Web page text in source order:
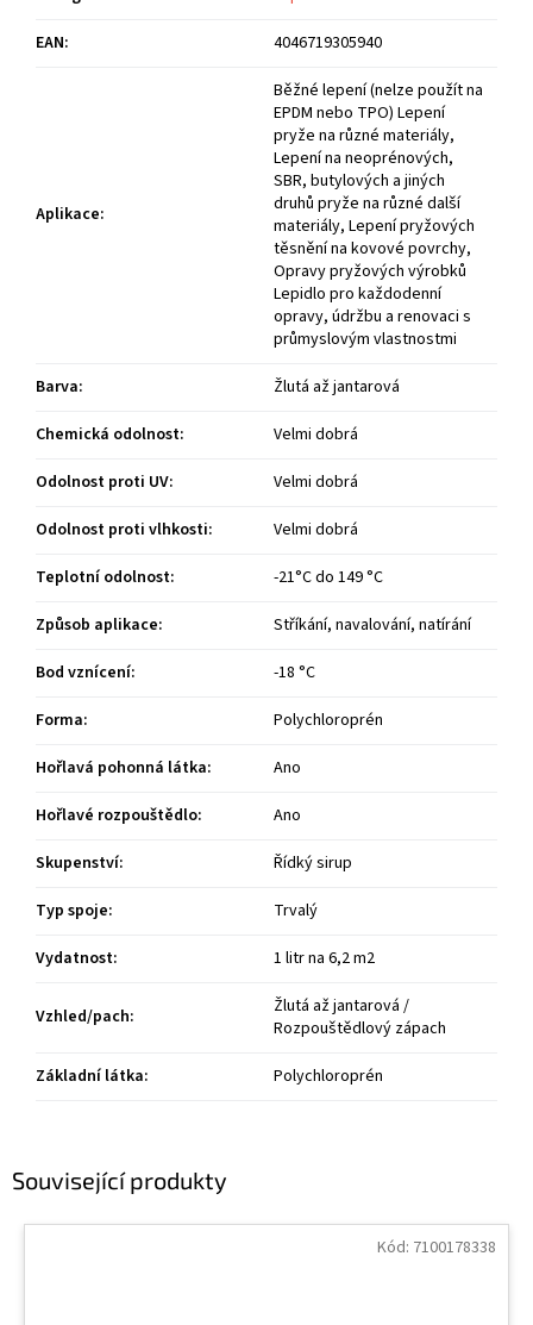
Související produkty
Kód: 7100178338
EAN: 4046719305940
Aplikace:
Běžné lepení (nelze použít na
EPDM nebo TPO) Lepení
pryže na různé materiály,
Lepení na neoprénových,
SBR, butylových a jiných
druhů pryže na různé další
materiály, Lepení pryžových
těsnění na kovové povrchy,
Opravy pryžových výrobků
Lepidlo pro každodenní
opravy, údržbu a renovaci s
průmyslovým vlastnostmi
Barva:
Žlutá až jantarová
Chemická odolnost:
Velmi dobrá
Odolnost proti UV:
Velmi dobrá
Odolnost proti vlhkosti:
Velmi dobrá
Teplotní odolnost:
-21°C do 149 °C
Způsob aplikace:
Stříkání, navalování, natírání
Bod vznícení:
-18 °C
Forma:
Polychloroprén
Hořlavá pohonná látka:
Ano
Hořlavé rozpouštědlo:
Ano
Skupenství:
Řídký sirup
Typ spoje:
Trvalý
Vydatnost: 1 litr na 6,2 m2
Vzhled/pach:
Žlutá až jantarová /
Rozpouštědlový zápach
Základní látka: Polychloroprén